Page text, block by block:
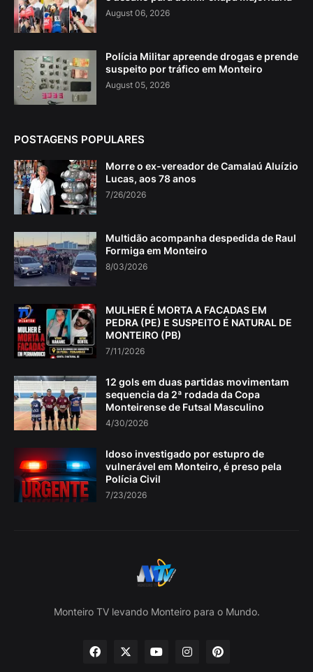
August 06, 2026
Polícia Militar apreende drogas e prende
suspeito por tráfico em Monteiro
August 05, 2026
POSTAGENS POPULARES
Morre o ex-vereador de Camalaú Aluízio
Lucas, aos 78 anos
7/26/2026
Multidão acompanha despedida de Raul
Formiga em Monteiro
8/03/2026
MULHER É MORTA A FACADAS EM
PEDRA (PE) E SUSPEITO É NATURAL DE
MONTEIRO (PB)
7/11/2026
12 gols em duas partidas movimentam
sequencia da 2ª rodada da Copa
Monteirense de Futsal Masculino
4/30/2026
Idoso investigado por estupro de
vulnerável em Monteiro, é preso pela
Polícia Civil
7/23/2026
Monteiro TV levando Monteiro para o Mundo.